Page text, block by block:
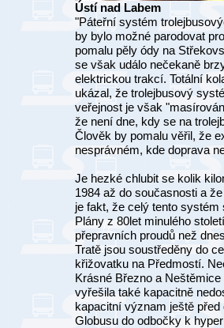
Ústí nad Labem
"Páteřní systém
by bylo možné parodovat
pomalu pěly ódy na
se však událo nečekaně
elektrickou trakcí. Totální
ukázal, že trolejbusový
veřejnost je však
že není dne, kdy se na
Člověk by pomalu věřil, že
nesprávném, kde doprava
Je hezké chlubit se kolik
1984 až do současnosti a
je fakt, že celý tento
Plány z 80let minulého
přepravních proudů než
Tratě jsou soustředěny do
křižovatku na Předmostí.
Krásné Březno a
vyřešila také kapacitně
kapacitní význam ještě
Globusu do odbočky k